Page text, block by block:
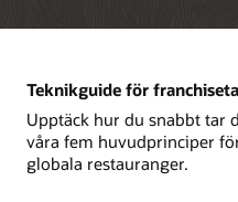
Teknikguide för
Upptäck hur du snabbt tar
våra fem huvudprinciper
globala restauranger.